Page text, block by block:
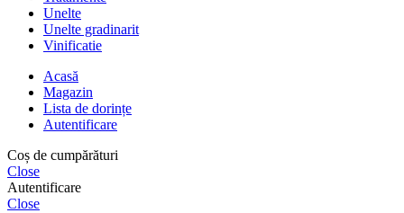
Unelte
Unelte gradinarit
Vinificatie
Acasă
Magazin
Lista de dorințe
Autentificare
Coș de cumpărături
Close
Autentificare
Close